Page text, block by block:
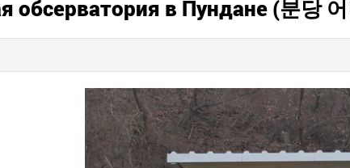
обсерватория в Пундане (분당